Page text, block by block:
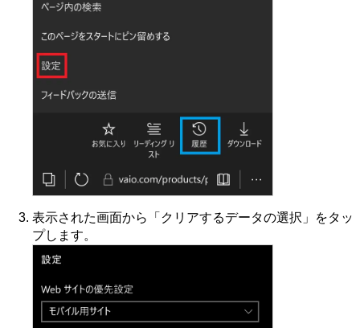
表示された画面から「クリアするデータの選択」をタッ
プします。